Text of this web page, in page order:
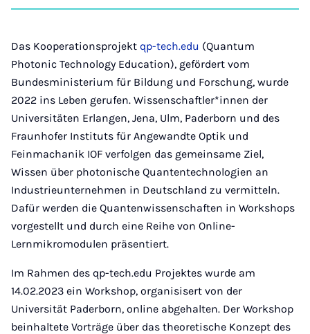
auf auf auf auf über
Das Kooperationsprojekt qp-tech.edu (Quantum
Photonic Technology Education), gefördert vom
Bundesministerium für Bildung und Forschung, wurde
2022 ins Leben gerufen. Wissenschaftler*innen der
Universitäten Erlangen, Jena, Ulm, Paderborn und des
Fraunhofer Instituts für Angewandte Optik und
Feinmachanik IOF verfolgen das gemeinsame Ziel,
Wissen über photonische Quantentechnologien an
Industrieunternehmen in Deutschland zu vermitteln.
Dafür werden die Quantenwissenschaften in Workshops
vorgestellt und durch eine Reihe von Online-
Lernmikromodulen präsentiert.
Im Rahmen des qp-tech.edu Projektes wurde am
14.02.2023 ein Workshop, organisisert von der
Universität Paderborn, online abgehalten. Der Workshop
beinhaltete Vorträge über das theoretische Konzept des